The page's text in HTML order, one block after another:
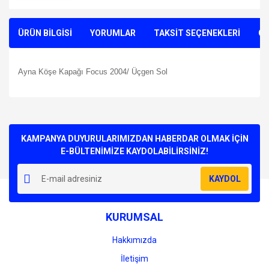
ÜRÜN BİLGİSİ YORUMLAR TAKSİT SEÇENEKLERİ
Ayna Köşe Kapağı Focus 2004/ Üçgen Sol
Yorum Yaz
kullanarak tarafımıza iletebilirsiniz.
Görüş ve önerileriniz için teşekkür ederiz.
Ürün resmi kalitesiz, bozuk veya görüntülenemiyor.
Ürün açıklamasında eksik bilgiler bulunuyor.
Ürün bilgilerinde hatalar bulunuyor.
Ürün fiyatı diğer sitelerden daha pahalı.
KAMPANYA DUYURULARIMIZDAN HABERDAR OLMAK İÇİN
E-BÜLTENİMİZE KAYDOLABİLİRSİNİZ!
KAYDOL
KURUMSAL
Hakkımızda
İletişim